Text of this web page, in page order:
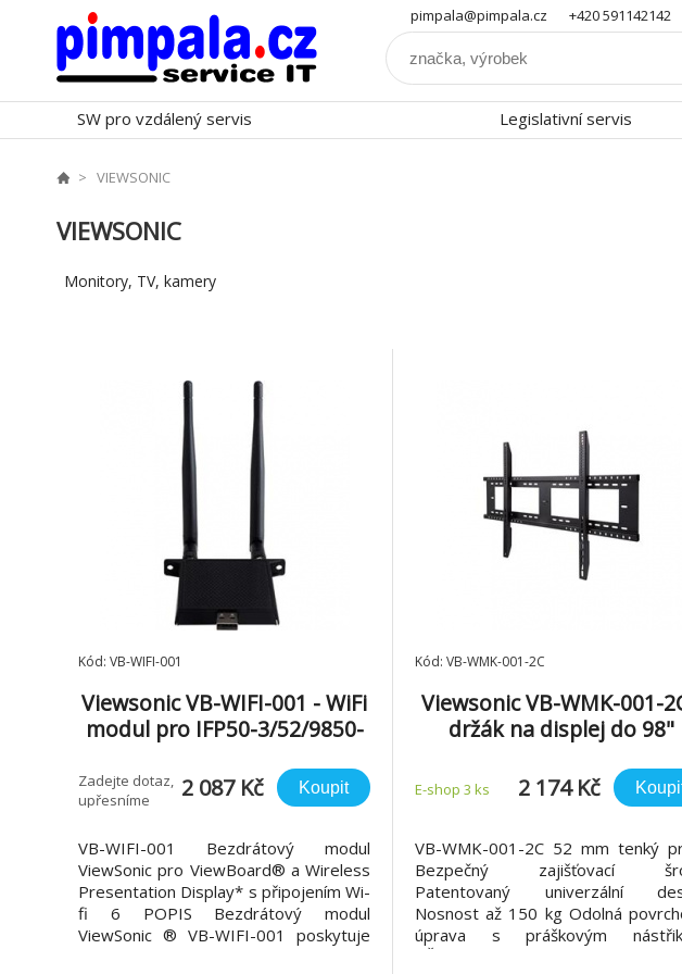
pimpala@pimpala.cz +420 591142142
SW pro vzdálený servis Legislativní servis
VIEWSONIC
VIEWSONIC
Monitory, TV, kamery
Kód: VB-WIFI-001
Viewsonic VB-WIFI-001 - WiFi
modul pro IFP50-3/52/9850-
Zadejte dotaz,
upřesníme
2 087 Kč Koupit
VB-WIFI-001 Bezdrátový modul
ViewSonic pro ViewBoard® a Wireless
Presentation Display* s připojením Wi-
fi 6 POPIS Bezdrátový modul
ViewSonic ® VB-WIFI-001 poskytuje
Kód: VB-WMK-001-2C
Viewsonic VB-WMK-001-
držák na displej do 98"
E-shop 3 ks 2 174 Kč
VB-WMK-001-2C 52 mm tenký
Bezpečný zajišťovací
Patentovaný univerzální
Nosnost až 150 kg Odolná
úprava s práškovým